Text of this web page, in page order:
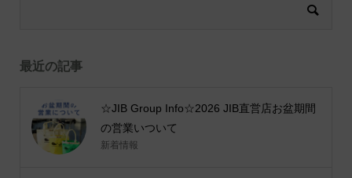
最近の記事
☆JIB Group Info☆2026 JIB直営店お盆期間
の営業いついて
新着情報